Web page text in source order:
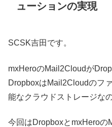
ューションの実現
SCSK吉田です。
mxHeroのMail2Cloudが
DropboxはMail2Cloudのフ
能なクラウドストレージな
今回はDropboxとmxHeroの